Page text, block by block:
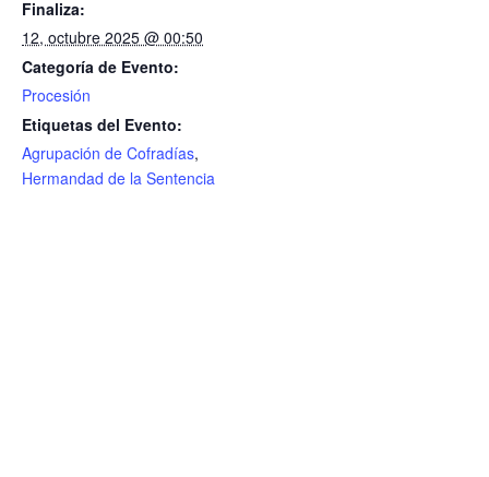
Finaliza:
12, octubre 2025 @ 00:50
Categoría de Evento:
Procesión
Etiquetas del Evento:
Agrupación de Cofradías,
Hermandad de la Sentencia